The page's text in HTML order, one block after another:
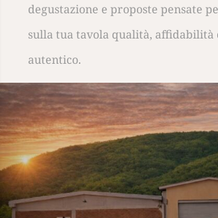
degustazione e proposte pensate
sulla tua tavola qualità, affidabilità
autentico.